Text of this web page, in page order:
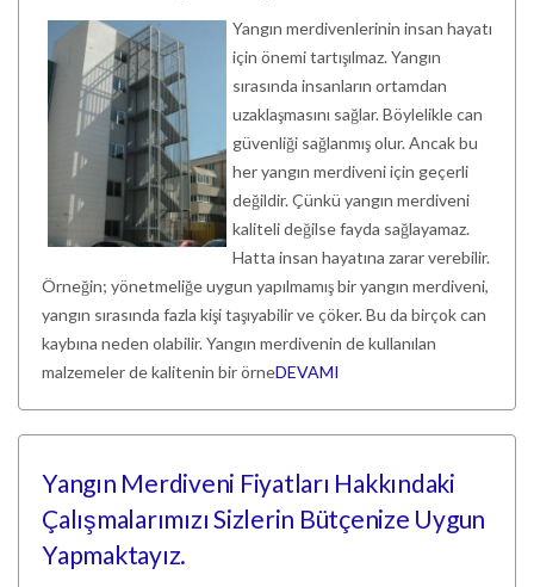
Yangın merdivenlerinin insan hayatı
için önemi tartışılmaz. Yangın
sırasında insanların ortamdan
uzaklaşmasını sağlar. Böylelikle can
güvenliği sağlanmış olur. Ancak bu
her yangın merdiveni için geçerli
değildir. Çünkü yangın merdiveni
kaliteli değilse fayda sağlayamaz.
Hatta insan hayatına zarar verebilir.
Örneğin; yönetmeliğe uygun yapılmamış bir yangın merdiveni,
yangın sırasında fazla kişi taşıyabilir ve çöker. Bu da birçok can
kaybına neden olabilir. Yangın merdivenin de kullanılan
malzemeler de kalitenin bir örneDEVAMI
Yangın Merdiveni Fiyatları Hakkındaki
Çalışmalarımızı Sizlerin Bütçenize Uygun
Yapmaktayız.